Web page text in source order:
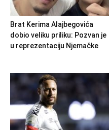
Brat Kerima Alajbegovića
dobio veliku priliku: Pozvan je
u reprezentaciju Njemačke